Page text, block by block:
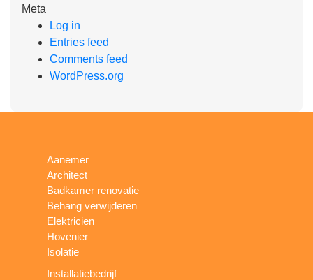
Meta
Log in
Entries feed
Comments feed
WordPress.org
Aanemer
Architect
Badkamer renovatie
Behang verwijderen
Elektricien
Hovenier
Isolatie
Installatiebedrijf